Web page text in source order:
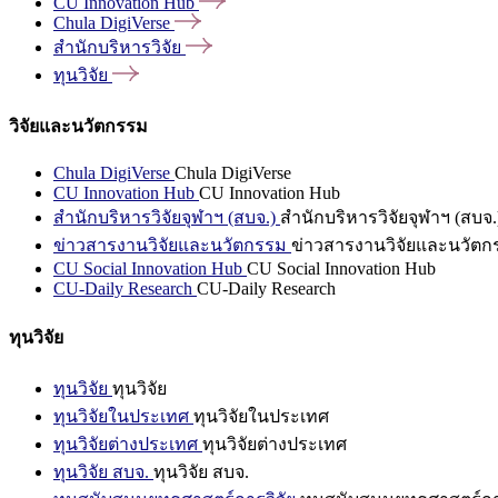
Chula DigiVerse
สำนักบริหารวิจัย
ทุนวิจัย
วิจัยและนวัตกรรม
Chula DigiVerse Chula DigiVerse
CU Innovation Hub CU Innovation Hub
สำนักบริหารวิจัยจุฬาฯ (สบจ.) สำนักบริหารวิจัยจุฬาฯ (สบจ
ข่าวสารงานวิจัยและนวัตกรรม ข่าวสารงานวิจัยและนวัตก
CU Social Innovation Hub CU Social Innovation Hub
CU-Daily Research CU-Daily Research
ทุนวิจัย
ทุนวิจัย ทุนวิจัย
ทุนวิจัยในประเทศ ทุนวิจัยในประเทศ
ทุนวิจัยต่างประเทศ ทุนวิจัยต่างประเทศ
ทุนวิจัย สบจ. ทุนวิจัย สบจ.